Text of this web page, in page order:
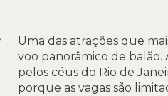
Uma das atrações que
voo panorâmico de
pelos céus do Rio de
porque as vagas são